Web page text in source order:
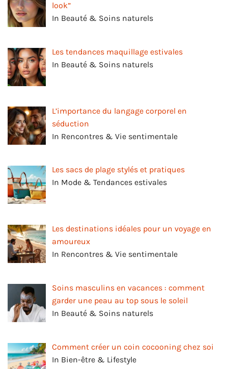
look”
In Beauté & Soins naturels
Les tendances maquillage estivales
In Beauté & Soins naturels
L’importance du langage corporel en
séduction
In Rencontres & Vie sentimentale
Les sacs de plage stylés et pratiques
In Mode & Tendances estivales
Les destinations idéales pour un voyage en
amoureux
In Rencontres & Vie sentimentale
Soins masculins en vacances : comment
garder une peau au top sous le soleil
In Beauté & Soins naturels
Comment créer un coin cocooning chez soi
In Bien-être & Lifestyle